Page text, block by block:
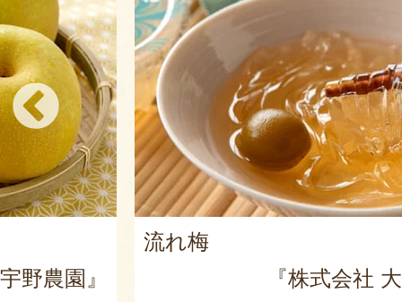
大阪屋』
佐渡産 浜茹で紅ズワイガ